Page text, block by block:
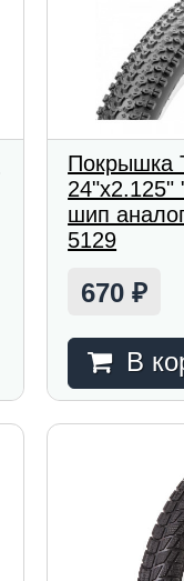
Покрышка
24"x2.125"
шип
5129
670₽
В